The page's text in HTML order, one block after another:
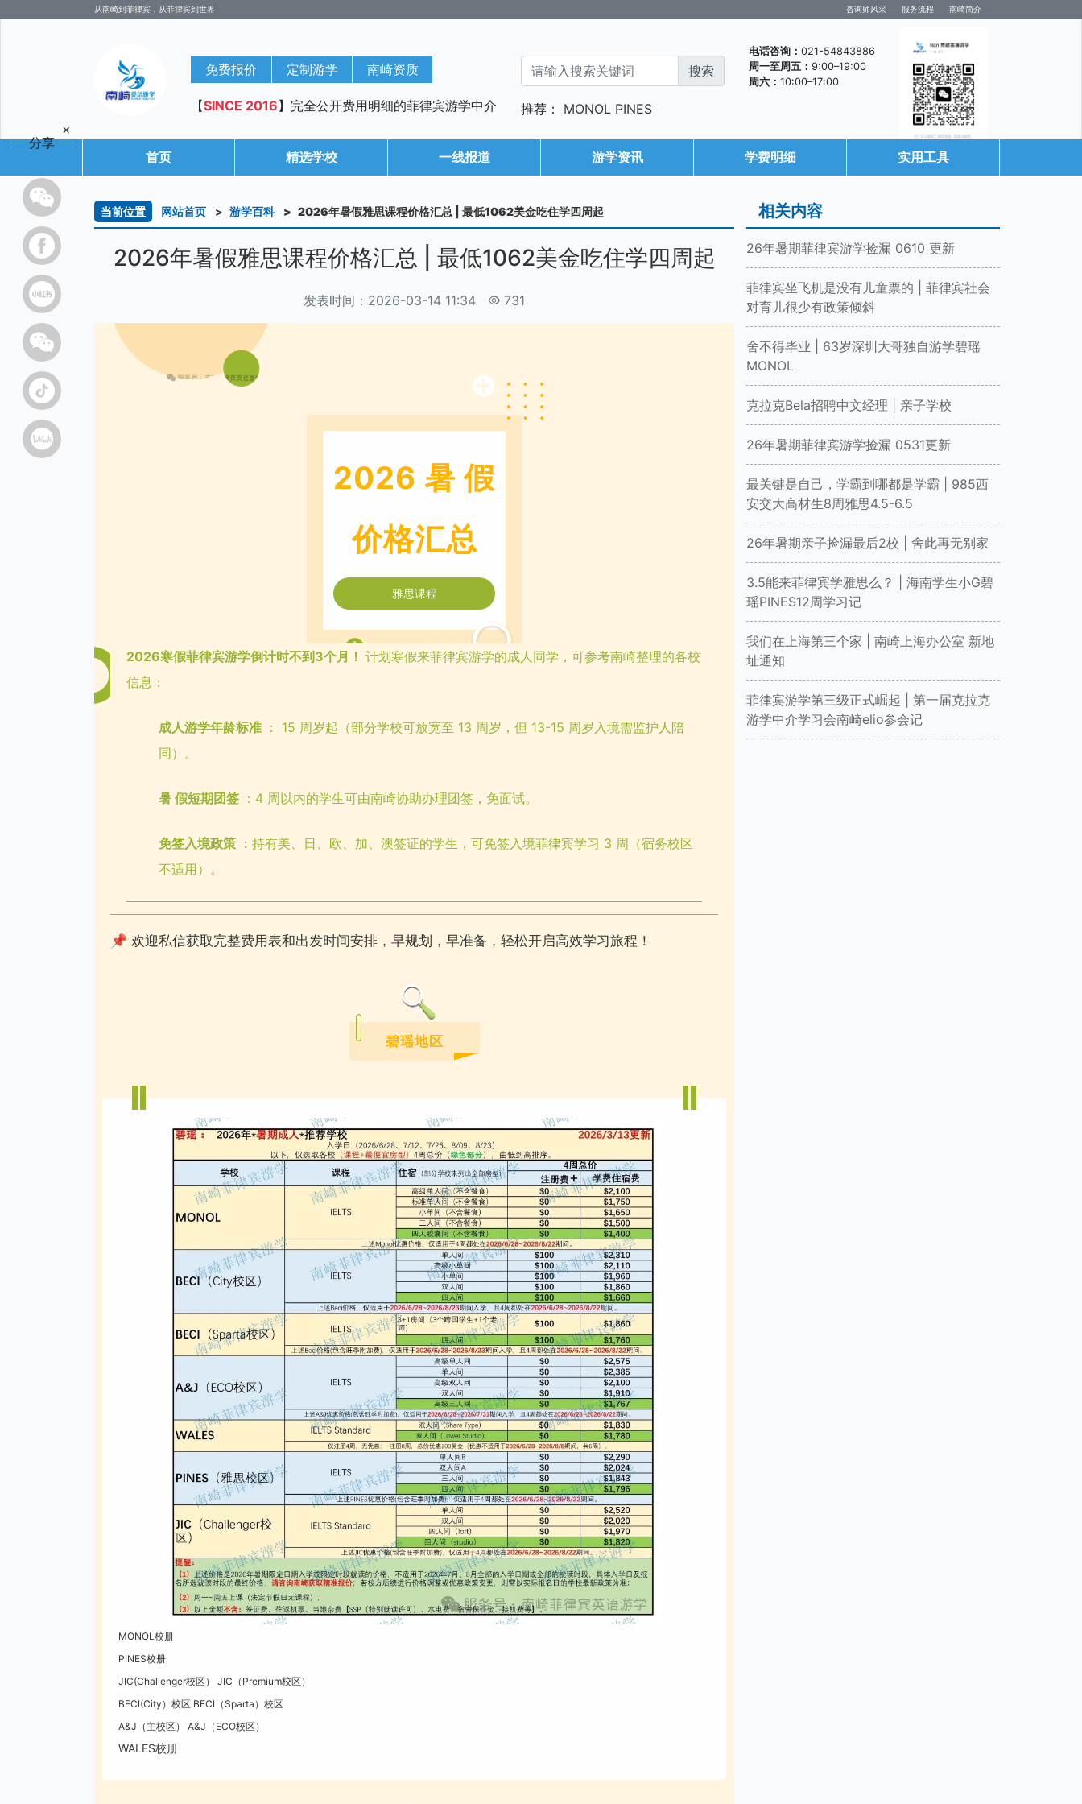
从南崎到菲律宾，从菲律宾到世界 咨询师风采 服务流程 南崎简介
免费报价 定制游学 南崎资质
【SINCE 2016】完全公开费用明细的菲律宾游学中介 推荐： MONOL PINES
电话咨询： 021-54843886
周一至周五： 9:00–19:00
周六： 10:00–17:00
咨询微信
首页 精选学校 一线报道 游学资讯 学费明细 实用工具
当前位置 网站首页 游学百科 2026年暑假雅思课程价格汇总 | 最低1062美金吃住学四周起
2026年暑假雅思课程价格汇总 | 最低1062美金吃住学四周起
发表时间：2026-03-14 11:34 731
2026 暑假
价格汇总
雅思课程
2026寒假菲律宾游学倒计时不到3个月！ 计划寒假来菲律宾游学的成人同学，可参考南崎整理的各校
信息：
成人游学年龄标准 ： 15 周岁起（部分学校可放宽至 13 周岁，但 13-15 周岁入境需监护人陪
同）。
暑 假短期团签 ：4 周以内的学生可由南崎协助办理团签，免面试。
免签入境政策 ：持有美、日、欧、加、澳签证的学生，可免签入境菲律宾学习 3 周（宿务校区
不适用）。
📌 欢迎私信获取完整费用表和出发时间安排，早规划，早准备，轻松开启高效学习旅程！
碧瑶地区
MONOL校册
PINES校册
JIC(Challenger校区） JIC（Premium校区）
BECI(City）校区 BECI（Sparta）校区
A&J（主校区） A&J（ECO校区）
WALES校册
相关内容
26年暑期菲律宾游学捡漏 0610 更新
菲律宾坐飞机是没有儿童票的 | 菲律宾社会
对育儿很少有政策倾斜
舍不得毕业 | 63岁深圳大哥独自游学碧瑶
MONOL
克拉克Bela招聘中文经理 | 亲子学校
26年暑期菲律宾游学捡漏 0531更新
最关键是自己，学霸到哪都是学霸 | 985西
安交大高材生8周雅思4.5-6.5
26年暑期亲子捡漏最后2校 | 舍此再无别家
3.5能来菲律宾学雅思么？ | 海南学生小G碧
瑶PINES12周学习记
我们在上海第三个家 | 南崎上海办公室 新地
址通知
菲律宾游学第三级正式崛起 | 第一届克拉克
游学中介学习会南崎elio参会记
×
分享